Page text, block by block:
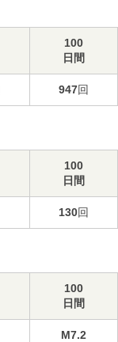
100
日間
947回
100
日間
130回
100
日間
M7.2